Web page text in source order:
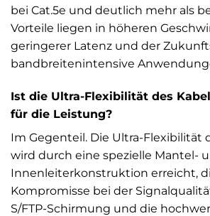
bei Cat.5e und deutlich mehr als
Vorteile liegen in höheren
geringerer Latenz und der
bandbreitenintensive
Ist die Ultra-Flexibilität des
für die Leistung?
Im Gegenteil. Die Ultra-Flexibilität
wird durch eine spezielle Mantel-
Innenleiterkonstruktion erreicht,
Kompromisse bei der
S/FTP-Schirmung und die